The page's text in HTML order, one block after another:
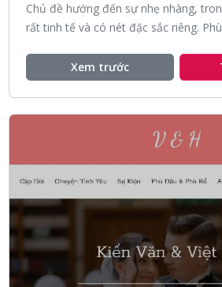
Chủ đề hướng đến sự nhẹ nhàng,
rất tinh tế và có nét đặc sắc riêng.
Xem trước